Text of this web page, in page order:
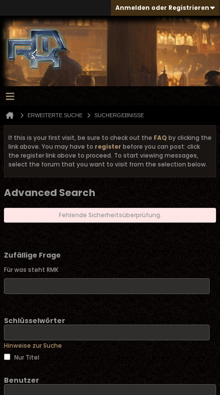
Anmelden oder Registrieren
ERWEITERTE SUCHE SUCHERGEBNISSE
If this is your first visit, be sure to check out the FAQ by clicking the
link above. You may have to register before you can post: click
the register link above to proceed. To start viewing messages,
select the forum that you want to visit from the selection below.
Advanced Search
Fehlende Sicherheitsüberprüfung.
Zufällige Frage
Für was steht RMK
Schlüsselwörter
Hinweise zur Suche
Nur Titel
Benutzer